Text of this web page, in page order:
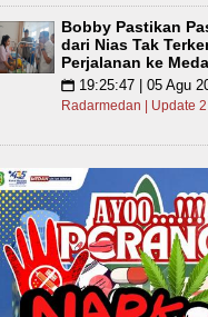
Bobby Pastikan
dari Nias Tak
Perjalanan ke
📅 19:25:47 | 05 Agu
Radarmedan | Update